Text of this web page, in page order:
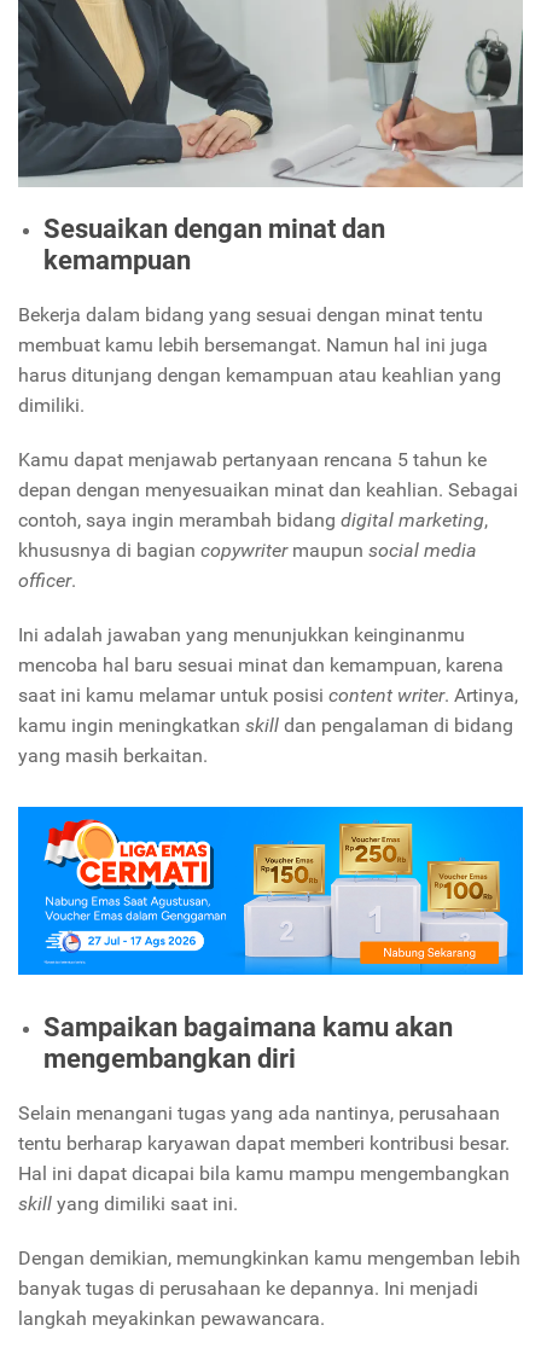
Sesuaikan dengan minat dan
kemampuan
Bekerja dalam bidang yang sesuai dengan minat tentu
membuat kamu lebih bersemangat. Namun hal ini juga
harus ditunjang dengan kemampuan atau keahlian yang
dimiliki.
Kamu dapat menjawab pertanyaan rencana 5 tahun ke
depan dengan menyesuaikan minat dan keahlian. Sebagai
contoh, saya ingin merambah bidang digital marketing,
khususnya di bagian copywritermaupun social media
officer.
Ini adalah jawaban yang menunjukkan keinginanmu
mencoba hal baru sesuai minat dan kemampuan, karena
saat ini kamu melamar untuk posisi content writer. Artinya,
kamu ingin meningkatkan skill dan pengalaman di bidang
yang masih berkaitan.
Sampaikan bagaimana kamu akan
mengembangkan diri
Selain menangani tugas yang ada nantinya, perusahaan
tentu berharap karyawan dapat memberi kontribusi besar.
Hal ini dapat dicapai bila kamu mampu mengembangkan
skill yang dimiliki saat ini.
Dengan demikian, memungkinkan kamu mengemban lebih
banyak tugas di perusahaan ke depannya. Ini menjadi
langkah meyakinkan pewawancara.